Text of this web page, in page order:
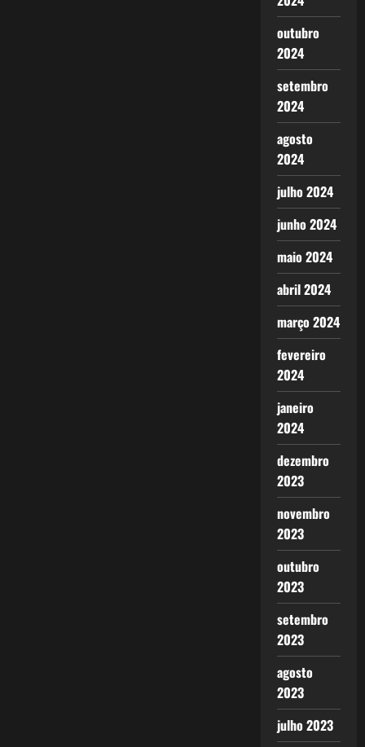
outubro
2024
setembro
2024
agosto
2024
julho 2024
junho 2024
maio 2024
abril 2024
março 2024
fevereiro
2024
janeiro
2024
dezembro
2023
novembro
2023
outubro
2023
setembro
2023
agosto
2023
julho 2023